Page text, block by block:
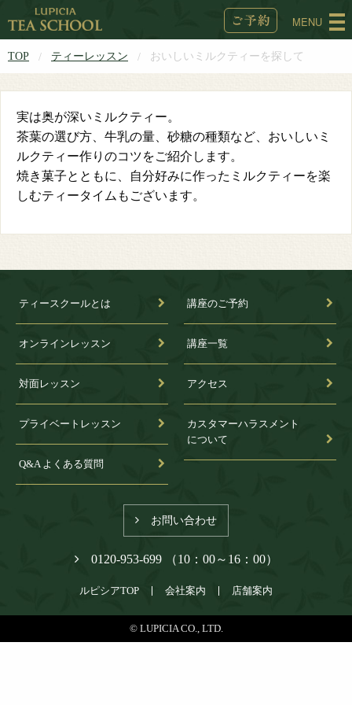
MENU
TOP ティーレッスン おいしいミルクティーを探して
実は奥が深いミルクティー。
茶葉の選び方、牛乳の量、砂糖の種類など、おいしいミ
ルクティー作りのコツをご紹介します。
焼き菓子とともに、自分好みに作ったミルクティーを楽
しむティータイムもございます。
ティースクールとは
オンラインレッスン
対面レッスン
プライベートレッスン
Q&A よくある質問
講座のご予約
講座一覧
アクセス
カスタマーハラスメント
について
お問い合わせ
0120-953-699 （10：00～16：00）
ルピシアTOP 会社案内 店舗案内
© LUPICIA CO., LTD.